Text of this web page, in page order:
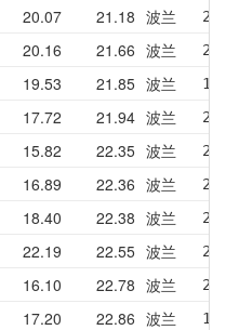
20.07 21.18 波兰
20.16 21.66 波兰
19.53 21.85 波兰
17.72 21.94 波兰
15.82 22.35 波兰
16.89 22.36 波兰
18.40 22.38 波兰
22.19 22.55 波兰
16.10 22.78 波兰
17.20 22.86 波兰